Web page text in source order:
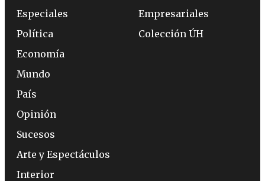
Especiales
Política
Economía
Mundo
País
Opinión
Sucesos
Arte y Espectáculos
Interior
Empresariales
Colección ÚH